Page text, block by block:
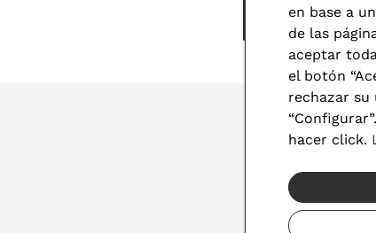
en base a
de las
aceptar
el botón
rechazar su
hacer click.